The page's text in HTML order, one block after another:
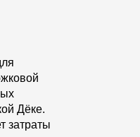
Дёке.
затраты